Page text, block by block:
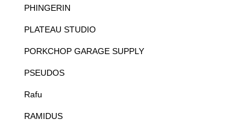
PHINGERIN
PLATEAU STUDIO
PORKCHOP GARAGE SUPPLY
PSEUDOS
Rafu
RAMIDUS